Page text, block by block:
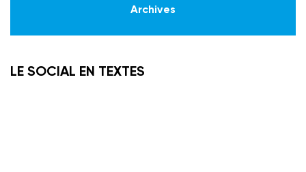
Archives
LE SOCIAL EN TEXTES